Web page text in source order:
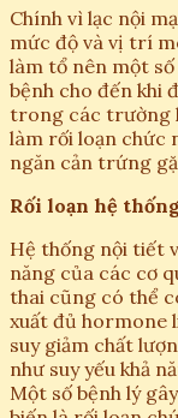
Chính vì lạc nội
mức độ và vị trí
làm tổ nên một
bệnh cho đến khi
trong các trường
làm rối loạn chức
ngăn cản trứng
Rối loạn hệ
Hệ thống nội tiết
năng của các cơ
thai cũng có thể
xuất đủ hormone
suy giảm chất
như suy yếu khả
Một số bệnh lý